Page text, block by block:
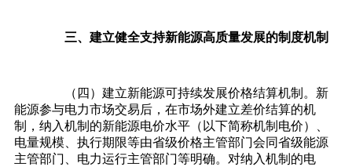
三、建立健全支持新能源高质量发展的制度机制
（四）建立新能源可持续发展价格结算机制。新
能源参与电力市场交易后，在市场外建立差价结算的机
制，纳入机制的新能源电价水平（以下简称机制电价）、
电量规模、执行期限等由省级价格主管部门会同省级能源
主管部门、电力运行主管部门等明确。对纳入机制的电